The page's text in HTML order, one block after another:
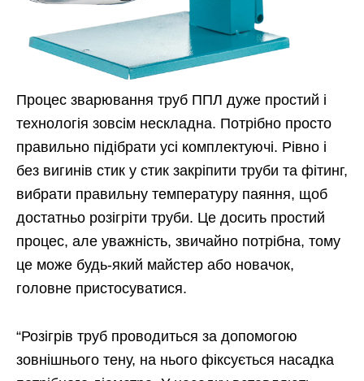
Процес зварювання труб ППЛ дуже простий і
технологія зовсім нескладна. Потрібно просто
правильно підібрати усі комплектуючі. Рівно і
без вигинів стик у стик закріпити труби та фітинг,
вибрати правильну температуру паяння, щоб
достатньо розігріти труби. Це досить простий
процес, але уважність, звичайно потрібна, тому
це може будь-який майстер або новачок,
головне пристосуватися.
“Розігрів труб проводиться за допомогою
зовнішнього тену, на нього фіксується насадка